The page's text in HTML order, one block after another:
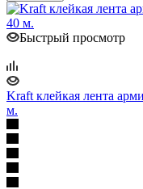
Быстрый просмотр
Kraft клейкая лента
м.